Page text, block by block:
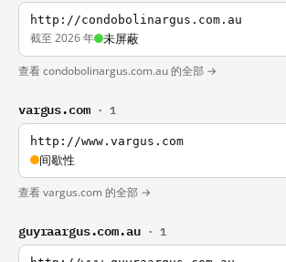
http://condobolinargus.com.au
截至 2026 年 未屏蔽
查看 condobolinargus.com.au 的全部 →
vargus.com · 1
http://www.vargus.com
间歇性
查看 vargus.com 的全部 →
guyraargus.com.au · 1